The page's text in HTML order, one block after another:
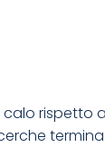
calo rispetto